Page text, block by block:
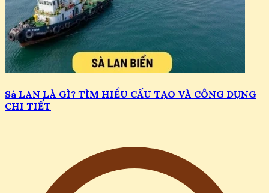
Sà LAN LÀ GÌ? TÌM HIỂU CẤU TẠO VÀ CÔNG DỤNG
CHI TIẾT